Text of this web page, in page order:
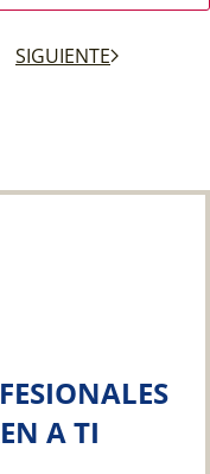
SIGUIENTE
A TI